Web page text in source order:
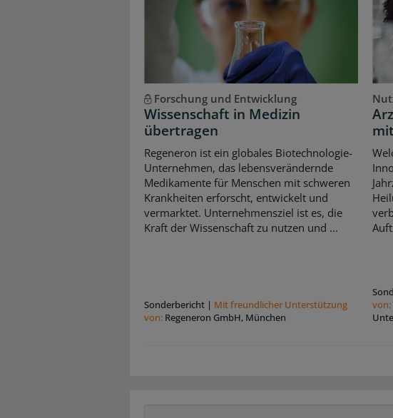
Forschung und Entwicklung
Wissenschaft in Medizin
übertragen
Regeneron ist ein globales Biotechnologie-
Unternehmen, das lebensverändernde
Medikamente für Menschen mit schweren
Krankheiten erforscht, entwickelt und
vermarktet. Unternehmensziel ist es, die
Kraft der Wissenschaft zu nutzen und ...
Sonderbericht | Mit freundlicher Unterstützung
von: Regeneron GmbH, München
von: